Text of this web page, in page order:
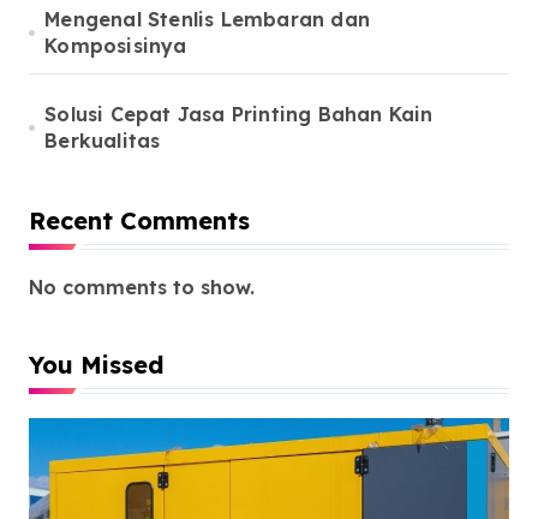
Mengenal Stenlis Lembaran dan
Komposisinya
Solusi Cepat Jasa Printing Bahan Kain
Berkualitas
Recent Comments
No comments to show.
You Missed